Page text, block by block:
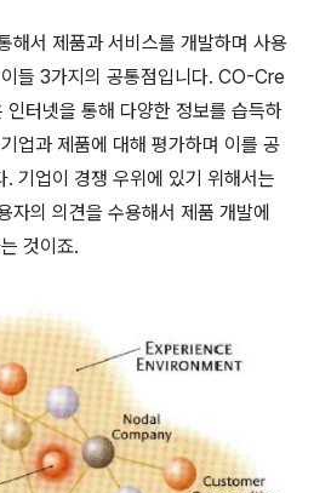
해서 제품과 서비스를 개발하며 사용
들 3가지의 공통점입니다. CO-Cre
터넷을 통해 다양한 정보를 습득하
업과 제품에 대해 평가하며 이를 공
기업이 경쟁 우위에 있기 위해서는
자의 의견을 수용해서 제품 개발에
것이죠.